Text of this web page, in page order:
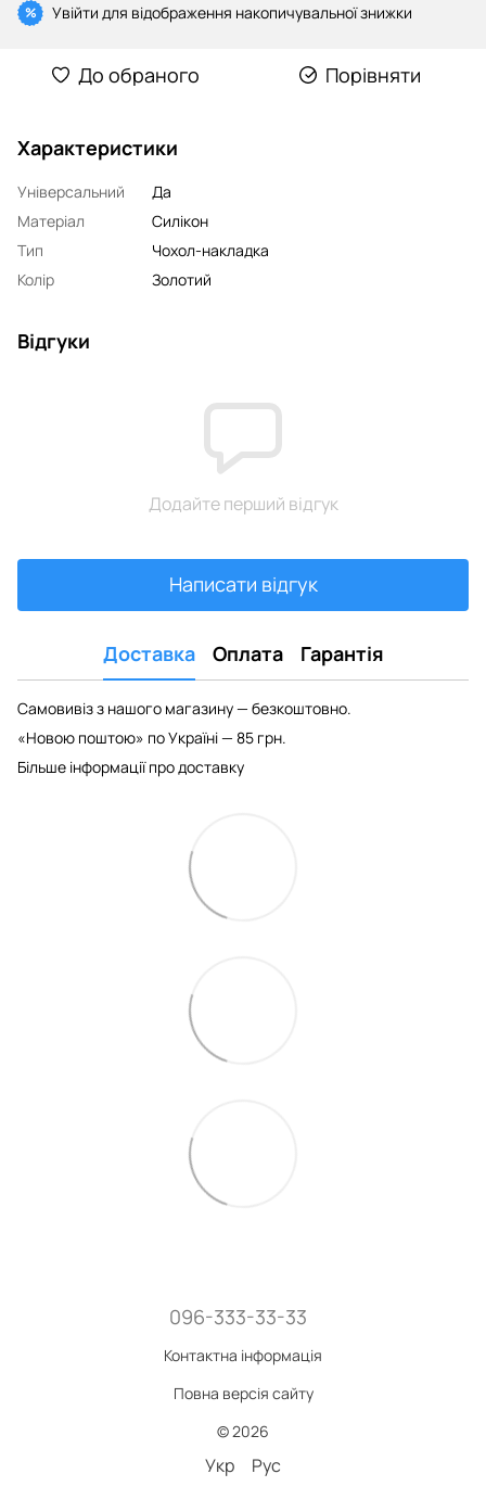
% Увійти для відображення накопичувальної знижки
До обраного Порівняти
Характеристики
Універсальний
Да
Матеріал
Силікон
Тип
Чохол-накладка
Колір
Золотий
Відгуки
Додайте перший відгук
Написати відгук
Доставка Оплата Гарантія
Самовивіз з нашого магазину — безкоштовно.
«Новою поштою» по Україні — 85 грн.
Більше інформації про доставку
096-333-33-33
Контактна інформація
Повна версія сайту
© 2026
Укр Рус